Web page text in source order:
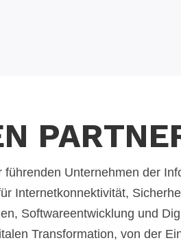
führenden Unternehmen der
Internetkonnektivität,
Softwareentwicklung und
Transformation, von der